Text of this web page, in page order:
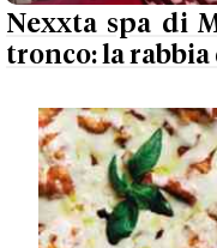
Nexxta spa di
tronco: la rabbia